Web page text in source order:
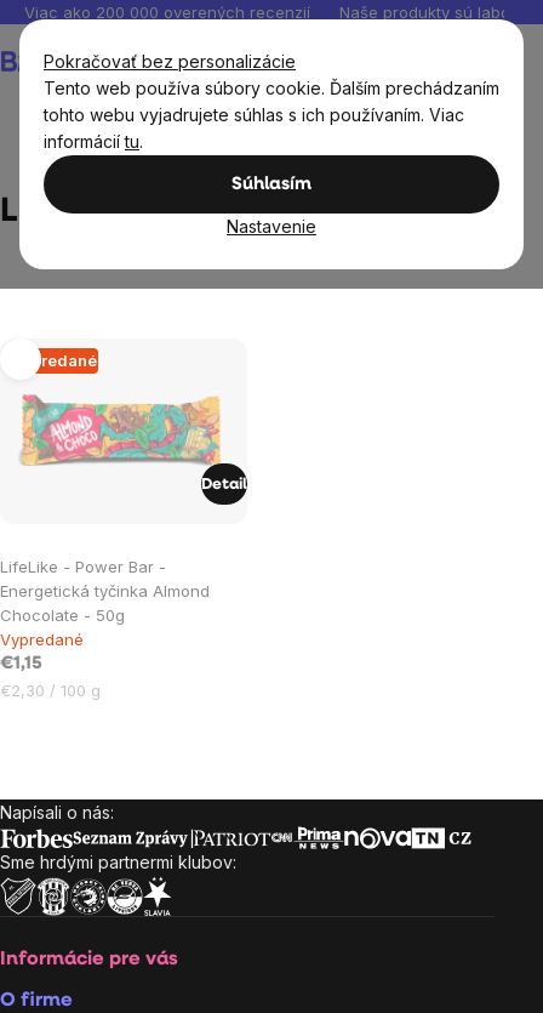
Pokračovať bez personalizácie
Tento web používa súbory cookie. Ďalším prechádzaním
tohto webu vyjadrujete súhlas s ich používaním. Viac
informáciítu.
Súhlasím
Nastavenie
Prejsť
obsah
Viac ako 200 000 overených recenzií Naše produkty sú
košík
LifeLike
LifeLike
Výpis
produktov
Vypredané
LifeLike - Power Bar -
Energetická tyčinka Almond
Chocolate - 50g
Vypredané
€1,15
Jednotková
€2,30 / 100 g
Detail
prvky
výpisu
Zápätie
Napísali o nás:
Sme hrdými partnermi klubov:
Informácie pre vás
O firme